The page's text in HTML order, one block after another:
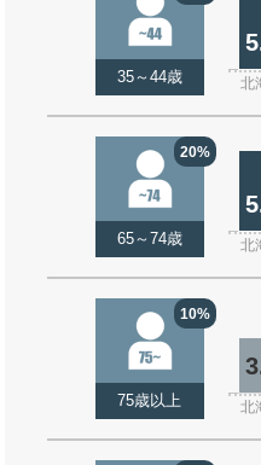
35～44歳 北
20%
65～74歳 北
10%
75歳以上 北